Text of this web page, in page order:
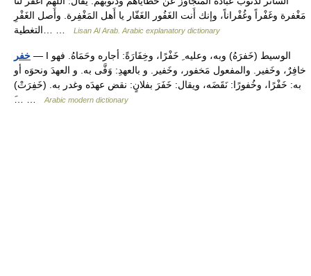
مَغْفرة وغَفْراً وغُفْراناً، وإنك أَنت الغَفُور الغَفّار يا أَهل المَغْفِرة. وأَصل الغَفْرِ
Lisan Al Arab. Arabic explanatory dictionary
خفر — I الوسيط (خَفرَهُ) وبه، وعليه ِ خَفْرًا، وخِفَارَةً: أجاره وحَمَاهُ. فهو
خافِرٌ، وخَفير. والمفعول مَخفور، وخَفير. و بالعهدِ: وَفَّى به. و العهدَ ونحوَه أو
به: خَفْرًا، وخُفورًا: نَقَضَه، ويقال: خَفَرَ بفلانٍ: نقض عهدَه وغدر به. (خَفِرَتْ)
َ… …
Arabic modern dictionary